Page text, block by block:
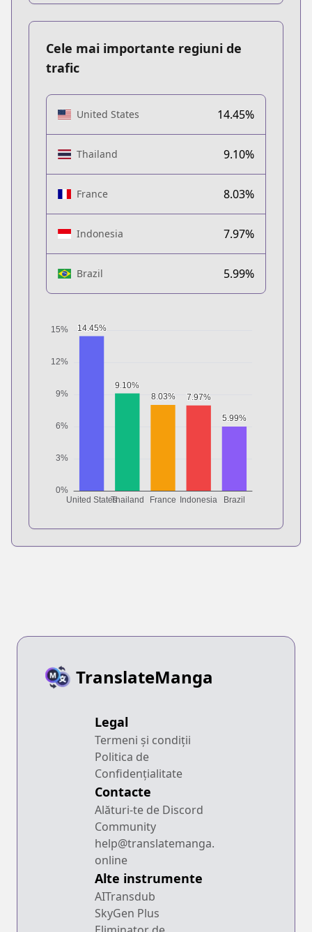
Cele mai importante regiuni de
trafic
United States 14.45%
Thailand 9.10%
France 8.03%
Indonesia 7.97%
Brazil 5.99%
TranslateManga
Legal
Termeni și condiții
Politica de
Confidențialitate
Contacte
Alături-te de Discord
Community
help@translatemanga.
online
Alte instrumente
AITransdub
SkyGen Plus